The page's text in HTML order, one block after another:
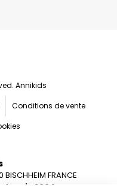
Annikids
Conditions de vente
FRANCE
2004